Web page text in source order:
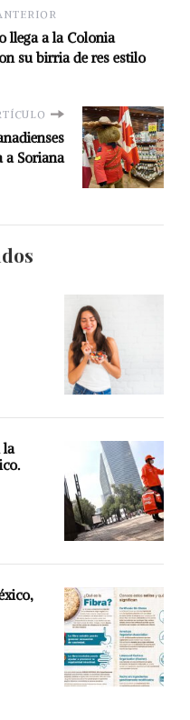
llega a la Colonia
su birria de res estilo
a Soriana
la